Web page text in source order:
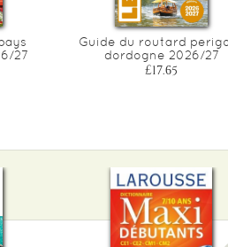
27
Guide du routard
dordogne 2026/27
£17.65